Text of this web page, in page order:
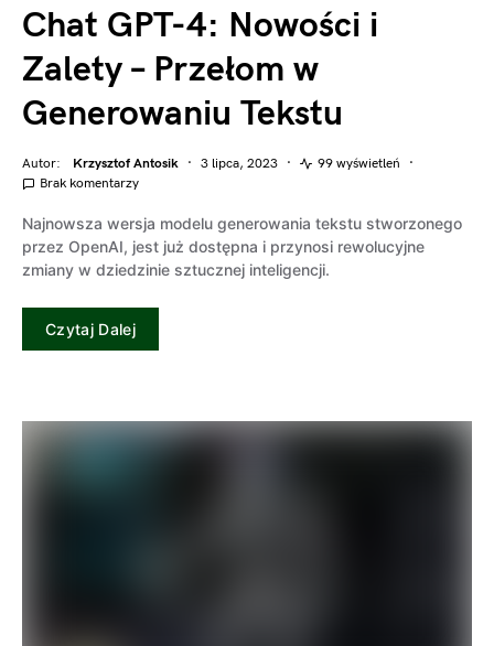
Chat GPT-4: Nowości i
Zalety – Przełom w
Generowaniu Tekstu
Autor: Krzysztof Antosik 3 lipca, 2023
99 wyświetleń
Brak komentarzy
Najnowsza wersja modelu generowania tekstu stworzonego
przez OpenAI, jest już dostępna i przynosi rewolucyjne
zmiany w dziedzinie sztucznej inteligencji.
Czytaj Dalej